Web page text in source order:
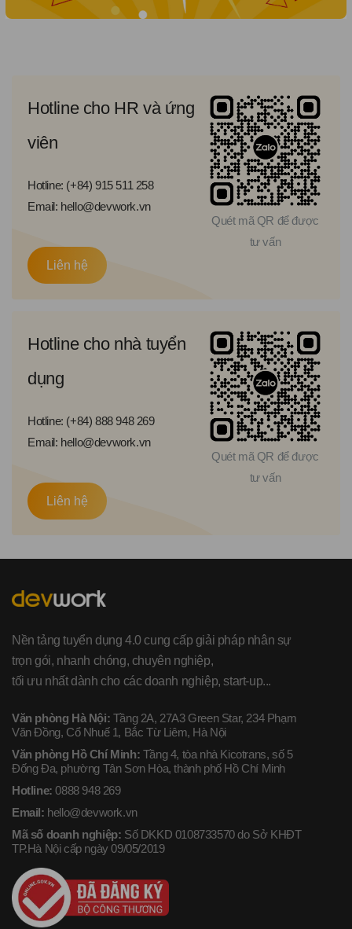
Hotline cho HR và ứng
viên
Hotline: (+84) 915 511 258
Email: hello@devwork.vn
Liên hệ
Quét mã QR để được
tư vấn
Hotline cho nhà tuyển
dụng
Hotline: (+84) 888 948 269
Email: hello@devwork.vn
Liên hệ
Quét mã QR để được
tư vấn
Nền tảng tuyển dụng 4.0 cung cấp giải pháp nhân sự
trọn gói, nhanh chóng, chuyên nghiệp,
tối ưu nhất dành cho các doanh nghiệp, start-up...
Văn phòng Hà Nội: Tầng 2A, 27A3 Green Star, 234 Phạm
Văn Đồng, Cổ Nhuế 1, Bắc Từ Liêm, Hà Nội
Văn phòng Hồ Chí Minh: Tầng 4, tòa nhà Kicotrans, số 5
Đống Đa, phường Tân Sơn Hòa, thành phố Hồ Chí Minh
Hotline: 0888 948 269
Email: hello@devwork.vn
Mã số doanh nghiệp: Số DKKD 0108733570 do Sở KHĐT
TP.Hà Nội cấp ngày 09/05/2019